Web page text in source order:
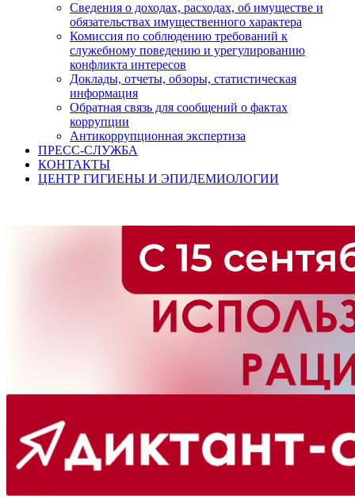
Сведения о доходах, расходах, об имуществе и
обязательствах имущественного характера
Комиссия по соблюдению требований к
служебному поведению и урегулированию
конфликта интересов
Доклады, отчеты, обзоры, статистическая
информация
Обратная связь для сообщений о фактах
коррупции
Антикоррупционная экспертиза
ПРЕСС-СЛУЖБА
КОНТАКТЫ
ЦЕНТР ГИГИЕНЫ И ЭПИДЕМИОЛОГИИ